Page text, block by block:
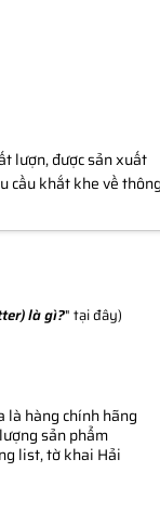
lượn, được sản xuất
cầu khắt khe về
là gì?" tại đây)
là hàng chính hãng
sản phẩm
list, tờ khai Hải